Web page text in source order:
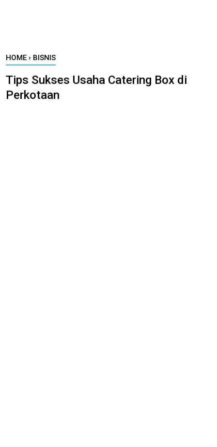
HOME › BISNIS
Tips Sukses Usaha Catering Box di
Perkotaan